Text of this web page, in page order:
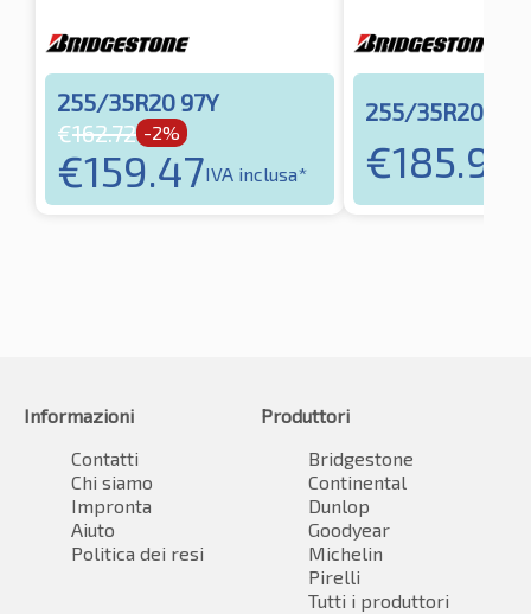
255/35R20 97Y
€162.72 -2%
€159.47IVA inclusa*
255/35R20 93Y
€185.99
Informazioni
Contatti
Chi siamo
Impronta
Aiuto
Politica dei resi
Produttori
Bridgestone
Continental
Dunlop
Goodyear
Michelin
Pirelli
Tutti i produttori